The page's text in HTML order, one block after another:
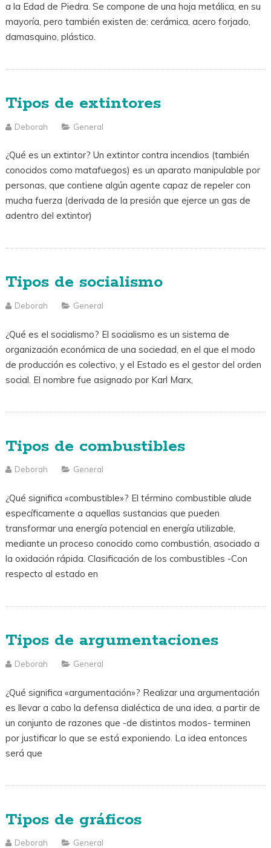
a la Edad de Piedra. Se compone de una hoja metálica, en su
mayoría, pero también existen de: cerámica, acero forjado,
damasquino, plástico.
Tipos de extintores
Deborah General
¿Qué es un extintor? Un extintor contra incendios (también
conocidos como matafuegos) es un aparato manipulable por
personas, que contiene algún agente capaz de repeler con
mucha fuerza (derivada de la presión que ejerce un gas de
adentro del extintor)
Tipos de socialismo
Deborah General
¿Qué es el socialismo? El socialismo es un sistema de
organización económica de una sociedad, en el que el modo
de producción es colectivo, y el Estado es el gestor del orden
social. El nombre fue asignado por Karl Marx,
Tipos de combustibles
Deborah General
¿Qué significa «combustible»? El término combustible alude
específicamente a aquellas sustancias que pueden
transformar una energía potencial en energía utilizable,
mediante un proceso conocido como combustión, asociado a
la oxidación rápida. Clasificación de los combustibles -Con
respecto al estado en
Tipos de argumentaciones
Deborah General
¿Qué significa «argumentación»? Realizar una argumentación
es llevar a cabo la defensa dialéctica de una idea, a partir de
un conjunto de razones que -de distintos modos- terminen
por justificar lo que se está exponiendo. La idea entonces
será que
Tipos de gráficos
Deborah General